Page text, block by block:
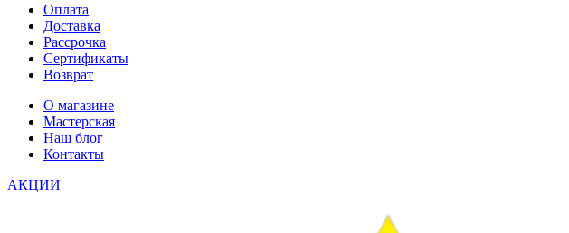
Оплата
Доставка
Рассрочка
Сертификаты
Возврат
О магазине
Мастерская
Наш блог
Контакты
АКЦИИ